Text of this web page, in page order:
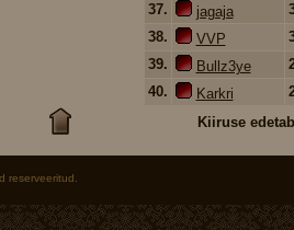
37.
jagaja
38.
VVP
39.
Bullz3ye
40.
Karkri
Kiiruse
reserveeritud.